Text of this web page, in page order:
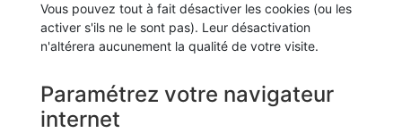
Vous pouvez tout à fait désactiver les cookies (ou les
activer s'ils ne le sont pas). Leur désactivation
n'altérera aucunement la qualité de votre visite.
Paramétrez votre navigateur
internet